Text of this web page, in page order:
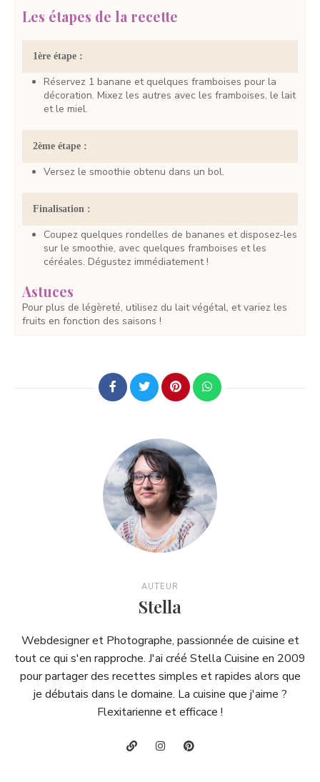
Les étapes de la recette
1ère étape :
Réservez 1 banane et quelques framboises pour la
décoration. Mixez les autres avec les framboises, le lait
et le miel.
2ème étape :
Versez le smoothie obtenu dans un bol.
Finalisation :
Coupez quelques rondelles de bananes et disposez-les
sur le smoothie, avec quelques framboises et les
céréales. Dégustez immédiatement !
Astuces
Pour plus de légèreté, utilisez du lait végétal, et variez les
fruits en fonction des saisons !
AUTEUR
Stella
Webdesigner et Photographe, passionnée de cuisine et
tout ce qui s'en rapproche. J'ai créé Stella Cuisine en 2009
pour partager des recettes simples et rapides alors que
je débutais dans le domaine. La cuisine que j'aime ?
Flexitarienne et efficace !